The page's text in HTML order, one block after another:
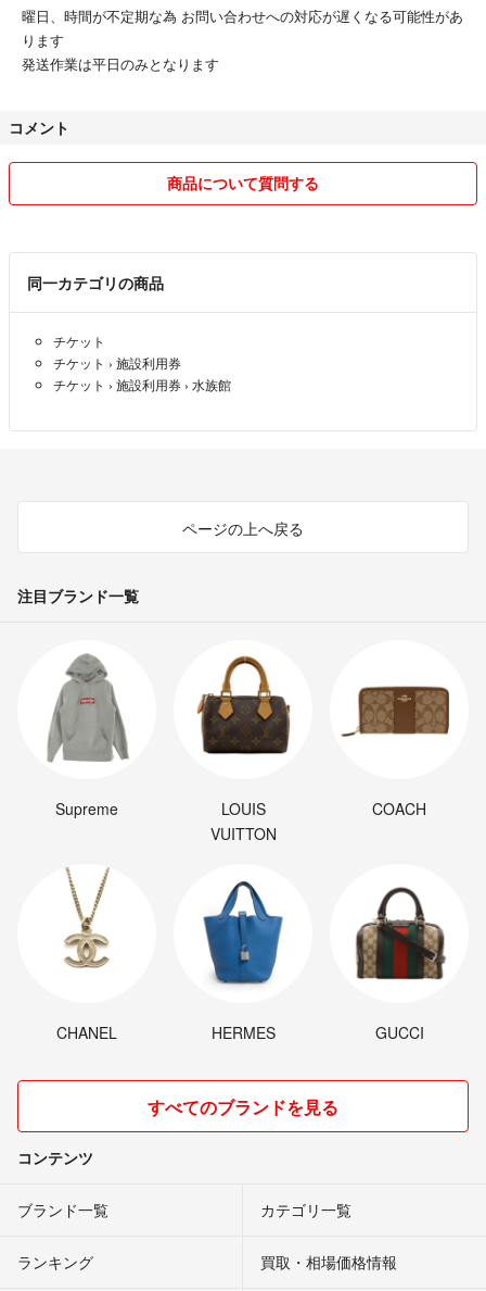
曜日、時間が不定期な為 お問い合わせへの対応が遅くなる可能性があ
ります
発送作業は平日のみとなります
コメント
商品について質問する
同一カテゴリの商品
チケット
チケット › 施設利用券
チケット › 施設利用券 › 水族館
ページの上へ戻る
注目ブランド一覧
Supreme
LOUIS
VUITTON
COACH
CHANEL HERMES GUCCI
すべてのブランドを見る
コンテンツ
ブランド一覧 カテゴリ一覧
ランキング 買取・相場価格情報